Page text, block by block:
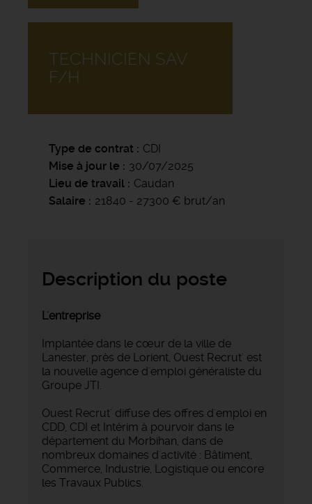
TECHNICIEN SAV
F/H
Type de contrat
CDI
Mise à jour le
30/07/2025
Lieu de travail
Caudan
Salaire
21840 - 27300 € brut/an
Description du poste
L'entreprise
Implantée dans le cœur de la ville de
Lanester, près de Lorient, Ouest Recrut' est
la nouvelle agence d'emploi généraliste du
Groupe JTI.
Ouest Recrut' diffuse des offres d'emploi en
CDD, CDI et Intérim à pourvoir dans le
département du Morbihan, dans de
nombreux domaines d'activité : Bâtiment,
Commerce, Industrie, Logistique ou encore
les Travaux Publics.